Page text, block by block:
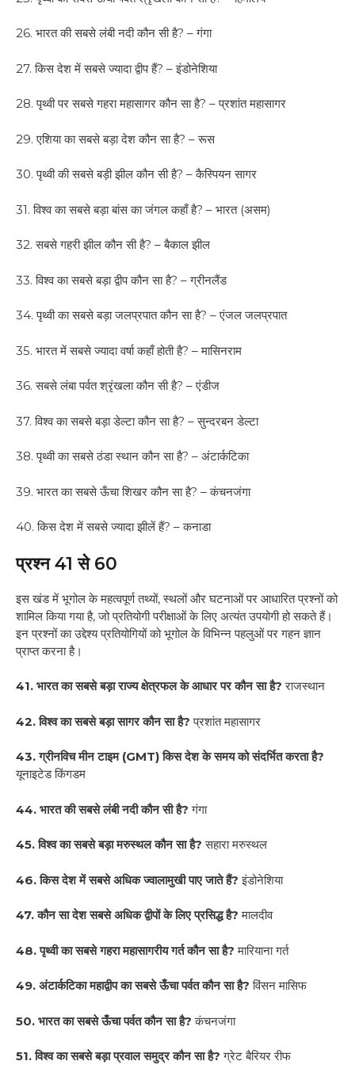
26. भारत की सबसे लंबी नदी कौन सी है? – गंगा
27. किस देश में सबसे ज्यादा द्वीप हैं? – इंडोनेशिया
28. पृथ्वी पर सबसे गहरा महासागर कौन सा है? – प्रशांत महासागर
29. एशिया का सबसे बड़ा देश कौन सा है? – रूस
30. पृथ्वी की सबसे बड़ी झील कौन सी है? – कैस्पियन सागर
31. विश्व का सबसे बड़ा बांस का जंगल कहाँ है? – भारत (असम)
32. सबसे गहरी झील कौन सी है? – बैकाल झील
33. विश्व का सबसे बड़ा द्वीप कौन सा है? – ग्रीनलैंड
34. पृथ्वी का सबसे बड़ा जलप्रपात कौन सा है? – एंजल जलप्रपात
35. भारत में सबसे ज्यादा वर्षा कहाँ होती है? – मासिनराम
36. सबसे लंबा पर्वत श्रृंखला कौन सी है? – एंडीज
37. विश्व का सबसे बड़ा डेल्टा कौन सा है? – सुन्दरबन डेल्टा
38. पृथ्वी का सबसे ठंडा स्थान कौन सा है? – अंटार्कटिका
39. भारत का सबसे ऊँचा शिखर कौन सा है? – कंचनजंगा
40. किस देश में सबसे ज्यादा झीलें हैं? – कनाडा
प्रश्न 41 से 60
इस खंड में भूगोल के महत्वपूर्ण तथ्यों, स्थलों और घटनाओं पर आधारित प्रश्नों को
शामिल किया गया है, जो प्रतियोगी परीक्षाओं के लिए अत्यंत उपयोगी हो सकते हैं।
इन प्रश्नों का उद्देश्य प्रतियोगियों को भूगोल के विभिन्न पहलुओं पर गहन ज्ञान
प्राप्त करना है।
41. भारत का सबसे बड़ा राज्य क्षेत्रफल के आधार पर कौन सा है? राजस्थान
42. विश्व का सबसे बड़ा सागर कौन सा है? प्रशांत महासागर
43. ग्रीनविच मीन टाइम (GMT) किस देश के समय को संदर्भित करता है?
यूनाइटेड किंगडम
44. भारत की सबसे लंबी नदी कौन सी है? गंगा
45. विश्व का सबसे बड़ा मरुस्थल कौन सा है? सहारा मरुस्थल
46. किस देश में सबसे अधिक ज्वालामुखी पाए जाते हैं? इंडोनेशिया
47. कौन सा देश सबसे अधिक द्वीपों के लिए प्रसिद्ध है? मालदीव
48. पृथ्वी का सबसे गहरा महासागरीय गर्त कौन सा है? मारियाना गर्त
49. अंटार्कटिका महाद्वीप का सबसे ऊँचा पर्वत कौन सा है? विंसन मासिफ
50. भारत का सबसे ऊँचा पर्वत कौन सा है? कंचनजंगा
51. विश्व का सबसे बड़ा प्रवाल समुद्र कौन सा है? ग्रेट बैरियर रीफ